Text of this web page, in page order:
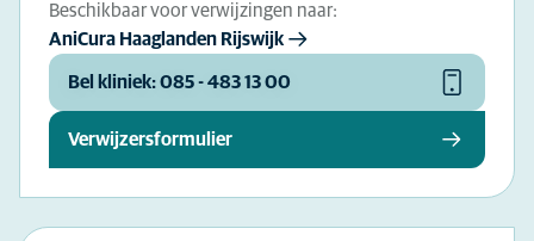
Beschikbaar voor verwijzingen naar:
AniCura Haaglanden Rijswijk
Bel kliniek: 085 - 483 13 00
Verwijzersformulier